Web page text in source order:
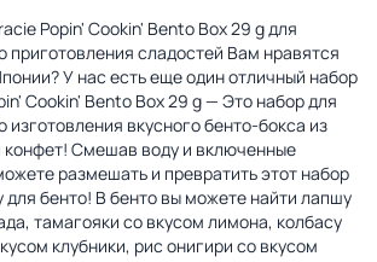
Popin' Cookin' Bento Box 29 g для
приготовления сладостей Вам нравятся
У нас есть еще один отличный набор
Cookin' Bento Box 29 g — Это набор для
изготовления вкусного бенто-бокса из
конфет! Смешав воду и включенные
размешать и превратить этот набор
для бенто! В бенто вы можете найти лапшу
тамагояки со вкусом лимона, колбасу
клубники, рис онигири со вкусом